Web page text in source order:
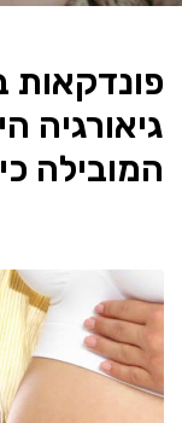
פונדקאות
גיאורגיה
המובילה